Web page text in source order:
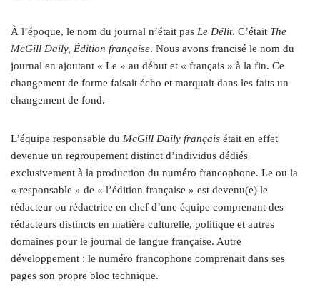
À l’époque, le nom du journal n’était pas Le Délit. C’était The
McGill Daily, Édition française. Nous avons francisé le nom du
journal en ajoutant « Le » au début et « français » à la fin. Ce
changement de forme faisait écho et marquait dans les faits un
changement de fond.
L’équipe responsable du McGill Daily français était en effet
devenue un regroupement distinct d’individus dédiés
exclusivement à la production du numéro francophone. Le ou la
« responsable » de « l’édition française » est devenu(e) le
rédacteur ou rédactrice en chef d’une équipe comprenant des
rédacteurs distincts en matière culturelle, politique et autres
domaines pour le journal de langue française. Autre
développement : le numéro francophone comprenait dans ses
pages son propre bloc technique.